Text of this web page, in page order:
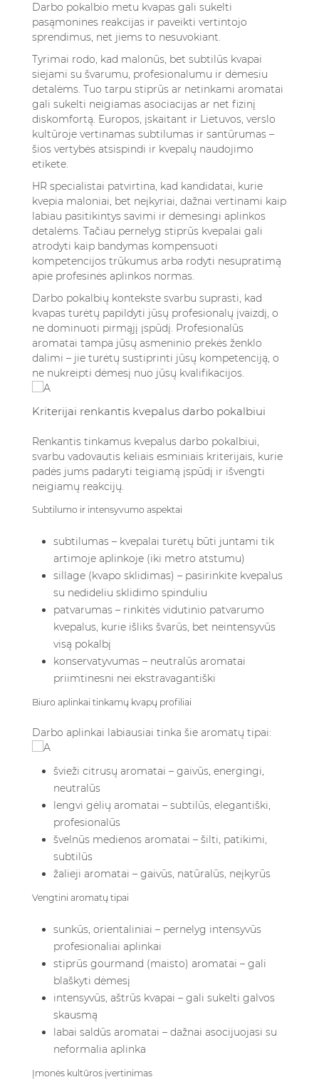
Darbo pokalbio metu kvapas gali sukelti
pasąmonines reakcijas ir paveikti vertintojo
sprendimus, net jiems to nesuvokiant.
Tyrimai rodo, kad malonūs, bet subtilūs kvapai
siejami su švarumu, profesionalumu ir dėmesiu
detalėms. Tuo tarpu stiprūs ar netinkami aromatai
gali sukelti neigiamas asociacijas ar net fizinį
diskomfortą. Europos, įskaitant ir Lietuvos, verslo
kultūroje vertinamas subtilumas ir santūrumas –
šios vertybės atsispindi ir kvepalų naudojimo
etikete.
HR specialistai patvirtina, kad kandidatai, kurie
kvepia maloniai, bet neįkyriai, dažnai vertinami kaip
labiau pasitikintys savimi ir dėmesingi aplinkos
detalėms. Tačiau pernelyg stiprūs kvepalai gali
atrodyti kaip bandymas kompensuoti
kompetencijos trūkumus arba rodyti nesupratimą
apie profesinės aplinkos normas.
Darbo pokalbių kontekste svarbu suprasti, kad
kvapas turėtų papildyti jūsų profesionalų įvaizdį, o
ne dominuoti pirmąjį įspūdį. Profesionalūs
aromatai tampa jūsų asmeninio prekės ženklo
dalimi – jie turėtų sustiprinti jūsų kompetenciją, o
ne nukreipti dėmesį nuo jūsų kvalifikacijos.
Kriterijai renkantis kvepalus darbo pokalbiui
Renkantis tinkamus kvepalus darbo pokalbiui,
svarbu vadovautis keliais esminiais kriterijais, kurie
padės jums padaryti teigiamą įspūdį ir išvengti
neigiamų reakcijų.
Subtilumo ir intensyvumo aspektai
subtilumas – kvepalai turėtų būti juntami tik
artimoje aplinkoje (iki metro atstumu)
sillage (kvapo sklidimas) – pasirinkite kvepalus
su nedideliu sklidimo spinduliu
patvarumas – rinkitės vidutinio patvarumo
kvepalus, kurie išliks švarūs, bet neintensyvūs
visą pokalbį
konservatyvumas – neutralūs aromatai
priimtinesni nei ekstravagantiški
Biuro aplinkai tinkamų kvapų profiliai
Darbo aplinkai labiausiai tinka šie aromatų tipai:
švieži citrusų aromatai – gaivūs, energingi,
neutralūs
lengvi gėlių aromatai – subtilūs, elegantiški,
profesionalūs
švelnūs medienos aromatai – šilti, patikimi,
subtilūs
žalieji aromatai – gaivūs, natūralūs, neįkyrūs
Vengtini aromatų tipai
sunkūs, orientaliniai – pernelyg intensyvūs
profesionaliai aplinkai
stiprūs gourmand (maisto) aromatai – gali
blaškyti dėmesį
intensyvūs, aštrūs kvapai – gali sukelti galvos
skausmą
labai saldūs aromatai – dažnai asocijuojasi su
neformalia aplinka
Įmonės kultūros įvertinimas